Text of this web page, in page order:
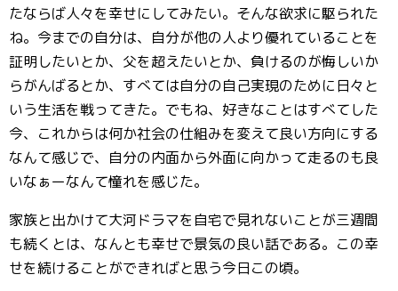
たならば人々を幸せにしてみたい。そんな欲求に駆られた
ね。今までの自分は、自分が他の人より優れていることを
証明したいとか、父を超えたいとか、負けるのが悔しいか
らがんばるとか、すべては自分の自己実現のために日々と
いう生活を戦ってきた。でもね、好きなことはすべてした
今、これからは何か社会の仕組みを変えて良い方向にする
なんて感じで、自分の内面から外面に向かって走るのも良
いなぁーなんて憧れを感じた。
家族と出かけて大河ドラマを自宅で見れないことが三週間
も続くとは、なんとも幸せで景気の良い話である。この幸
せを続けることができればと思う今日この頃。